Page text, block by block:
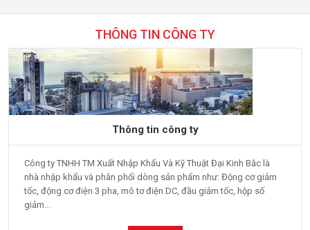
THÔNG TIN CÔNG TY
Thông tin công ty
Công ty TNHH TM Xuất Nhập Khẩu Và Kỹ Thuật Đại Kinh Bắc là
nhà nhập khẩu và phân phối dòng sản phẩm như: Động cơ giảm
tốc, động cơ điện 3 pha, mô tơ điện DC, đầu giảm tốc, hộp số
giảm...